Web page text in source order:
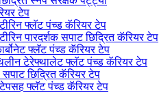
टेप
फ्लॅट पंच्ड कॅरियर टेप
पारदर्शक सपाट छिद्रित कॅरियर टेप
फ्लॅट पंच्ड कॅरियर टेप
टेरेफ्थालेट फ्लॅट पंच्ड कॅरियर टेप
सपाट छिद्रित कॅरियर टेप
फ्लॅट पंच्ड कॅरियर टेप